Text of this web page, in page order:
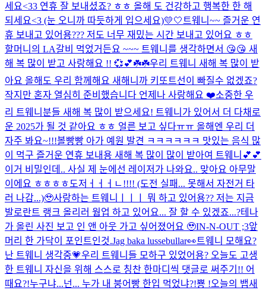
세요<33 연휴 잘 보내셨죠? ㅎㅎ 올해 도 건강하고 행복한 한 해
되세요<3 (눈 오니까 따듯하게 입으세요)💛🤍 트웨니~~ 즐거운 연
휴 보내고 있어용??? 저도 너무 재밌는 시간 보내고 있어요 ㅎㅎ
할머니의 LA갈비 먹었거든요 ~~~ 트웨니를 생각하면서 😘😘 새
해 복 많이 받고 사랑해요 !! 💞💕☘️☘️우리 트웨니 새해 복 많이 받
아요 올해도 우리 함께해요 새해니까 키또트선이 빠질수 없겠죠?
작지만 혼자 열심히 준비했습니다 언제나 사랑해요 ❤️소중한 우
리 트웨니분들 새해 복 많이 받으세요! 트웨니가 있어서 더 다채로
운 2025가 될 것 같아요 ㅎㅎ 얼른 보고 싶다ㅠㅠ 올해엔 우리 더
자주 봐요~!!!볼빵빵 아가 예원 발견 ㅋㅋㅋㅋㅋㅋ 맛있는 음식 많
이 먹구 즐거운 연휴 보내용 새해 복 많이 많이 받아여 트웨니💕💕
이거 비밀인데.. 사실 제 눈에선 레이저가 나와요.. 맞아요 아무말
이에요 ㅎㅎㅎㅎ 도저ㅓㅓㅓㄴ!!!! (도전 실패... 못해서 자전거 타
러 나감...)🥹사랑하는 트웨니ㅣㅣㅣ 뭐 하고 있어용?? 저는 지금
발로란트 랭크 올리러 웜업 하고 있어요... 잘 할 수 있겠죠...?테나
가 올린 사진 보고 인 앤 아웃 가고 싶어졌어요 🥹IN-N-OUT ;3앞
머리 한 가닥이 포인트인것.Jag baka lussebullar👀트웨니 모해요?
난 트웨니 생각중💗우리 트웨니들 모하구 있었어용? 오늘도 고생
한 트웨니 자신을 위해 스스로 칭찬 한마디씩 댓글로 써주기!! 어
때요?!누구냐...넌... 누가 내 붕어빵 한입 먹었냐?!뿅 !오늘의 뱁새